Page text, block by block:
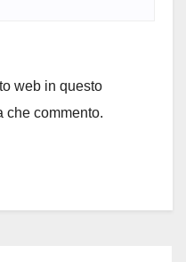
web in questo
che commento.